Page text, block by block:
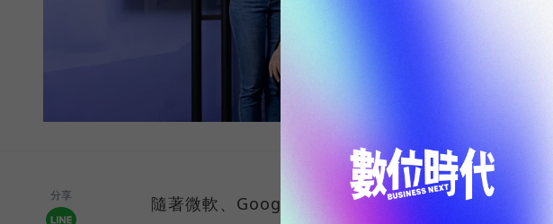
分享
隨著微軟、Google、AWS 等巨頭紛紛喊出「AI